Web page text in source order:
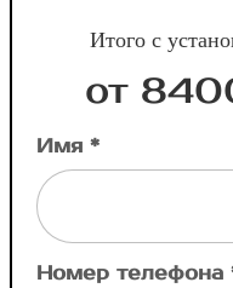
Итого с
от
Имя *
Номер телефона